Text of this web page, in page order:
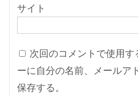
サイト
次回のコメントで使用
ーに自分の名前、メールア
保存する。